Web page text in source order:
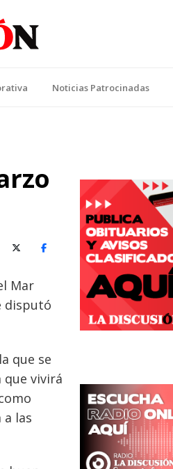
Noticias Patrocinadas
X (Twitter)Facebook
Mar
disputó
que se
que vivirá
las